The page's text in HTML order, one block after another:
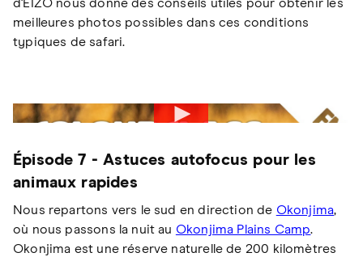
d'EIZO nous donne des conseils utiles pour obtenir les
meilleures photos possibles dans ces conditions
typiques de safari.
Épisode 7 - Astuces autofocus pour les
animaux rapides
Nous repartons vers le sud en direction de Okonjima,
où nous passons la nuit au Okonjima Plains Camp.
Okonjima est une réserve naturelle de 200 kilomètres